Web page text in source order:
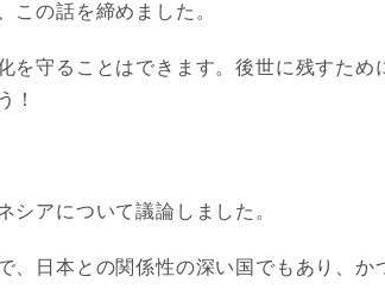
この話を締めました。
を守ることはできます。後世に残すため
！
シアについて議論しました。
、日本との関係性の深い国でもあり、か